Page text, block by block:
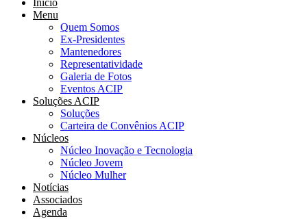
Início
Menu
Quem Somos
Ex-Presidentes
Mantenedores
Representatividade
Galeria de Fotos
Eventos ACIP
Soluções ACIP
Soluções
Carteira de Convênios ACIP
Núcleos
Núcleo Inovação e Tecnologia
Núcleo Jovem
Núcleo Mulher
Notícias
Associados
Agenda